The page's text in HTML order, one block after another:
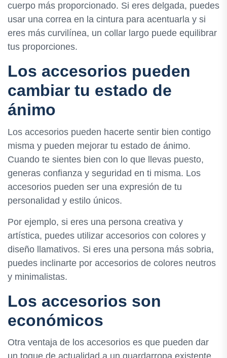
cuerpo más proporcionado. Si eres delgada, puedes
usar una correa en la cintura para acentuarla y si
eres más curvilínea, un collar largo puede equilibrar
tus proporciones.
Los accesorios pueden
cambiar tu estado de
ánimo
Los accesorios pueden hacerte sentir bien contigo
misma y pueden mejorar tu estado de ánimo.
Cuando te sientes bien con lo que llevas puesto,
generas confianza y seguridad en ti misma. Los
accesorios pueden ser una expresión de tu
personalidad y estilo únicos.
Por ejemplo, si eres una persona creativa y
artística, puedes utilizar accesorios con colores y
diseño llamativos. Si eres una persona más sobria,
puedes inclinarte por accesorios de colores neutros
y minimalistas.
Los accesorios son
económicos
Otra ventaja de los accesorios es que pueden dar
un toque de actualidad a un guardarropa existente